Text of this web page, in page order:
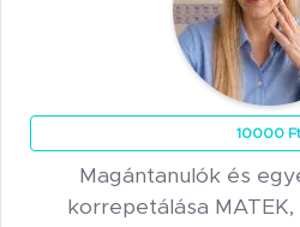
10000 Ft
Magántanulók és
korrepetálása MATEK,